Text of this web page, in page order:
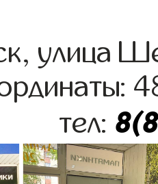
улица
тел: